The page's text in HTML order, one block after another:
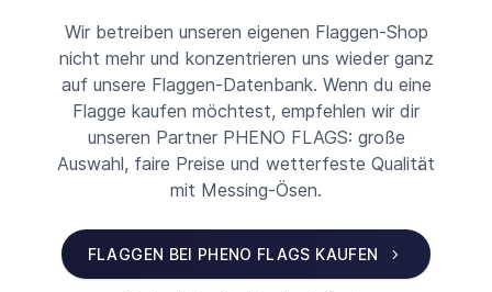
Wir betreiben unseren eigenen Flaggen-Shop
nicht mehr und konzentrieren uns wieder ganz
auf unsere Flaggen-Datenbank. Wenn du eine
Flagge kaufen möchtest, empfehlen wir dir
unseren Partner PHENO FLAGS: große
Auswahl, faire Preise und wetterfeste Qualität
mit Messing-Ösen.
FLAGGEN BEI PHENO FLAGS KAUFEN